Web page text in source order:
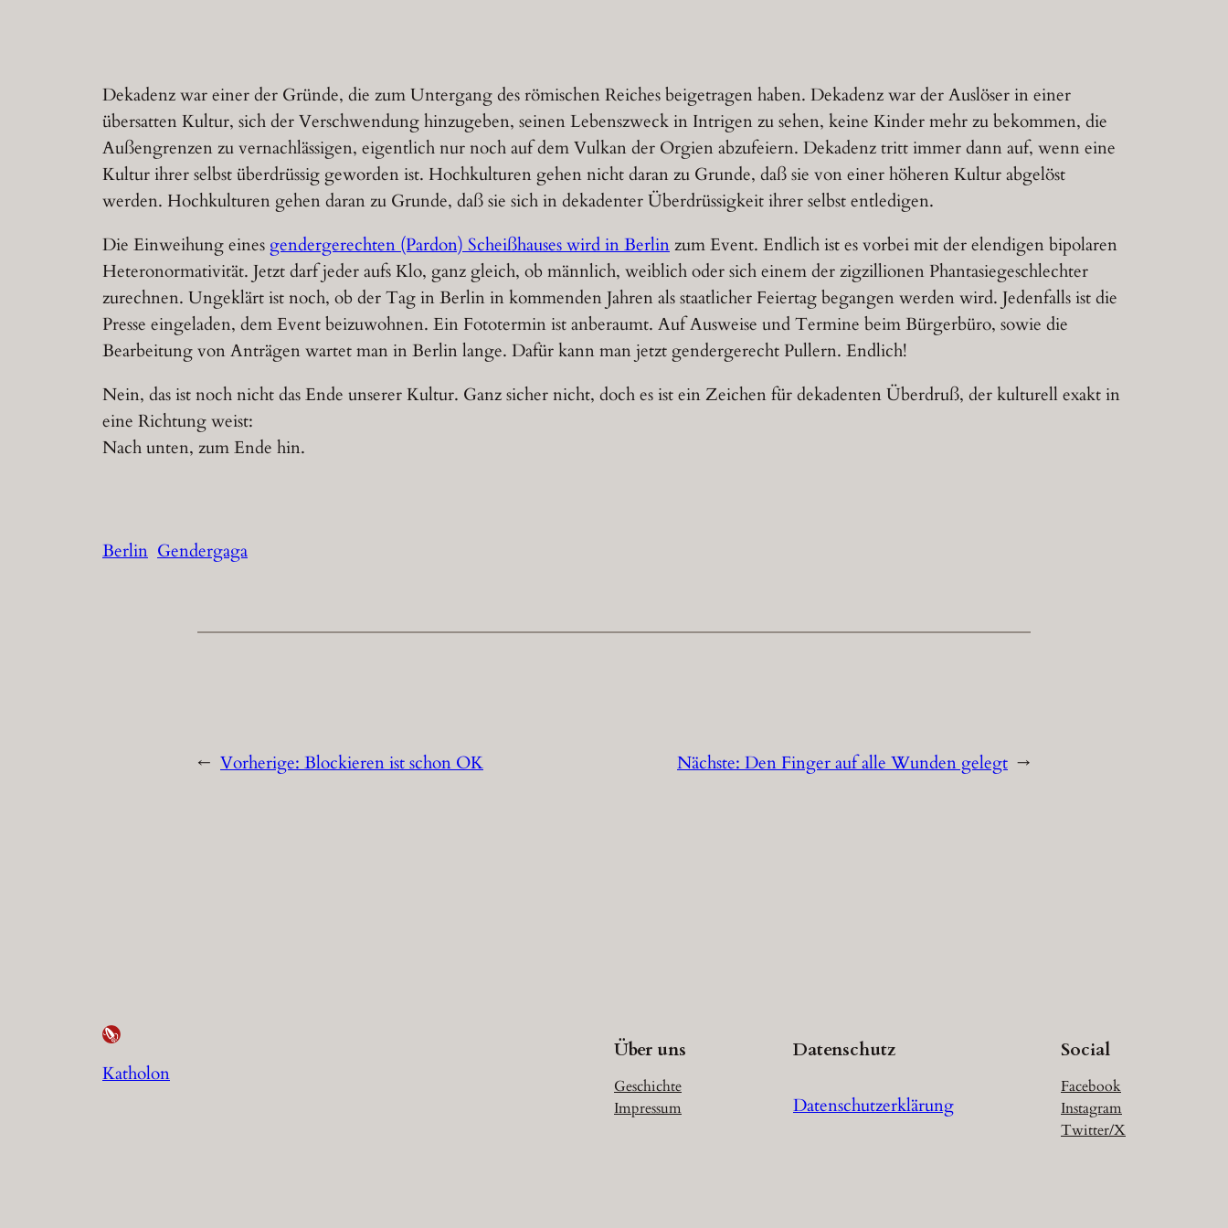
Dekadenz war einer der Gründe, die zum Untergang des römischen Reiches beigetragen haben. Dekadenz war der Auslöser in einer
übersatten Kultur, sich der Verschwendung hinzugeben, seinen Lebenszweck in Intrigen zu sehen, keine Kinder mehr zu bekommen, die
Außengrenzen zu vernachlässigen, eigentlich nur noch auf dem Vulkan der Orgien abzufeiern. Dekadenz tritt immer dann auf, wenn eine
Kultur ihrer selbst überdrüssig geworden ist. Hochkulturen gehen nicht daran zu Grunde, daß sie von einer höheren Kultur abgelöst
werden. Hochkulturen gehen daran zu Grunde, daß sie sich in dekadenter Überdrüssigkeit ihrer selbst entledigen.
Die Einweihung eines gendergerechten (Pardon) Scheißhauses wird in Berlinzum Event. Endlich ist es vorbei mit der elendigen bipolaren
Heteronormativität. Jetzt darf jeder aufs Klo, ganz gleich, ob männlich, weiblich oder sich einem der zigzillionen Phantasiegeschlechter
zurechnen. Ungeklärt ist noch, ob der Tag in Berlin in kommenden Jahren als staatlicher Feiertag begangen werden wird. Jedenfalls ist die
Presse eingeladen, dem Event beizuwohnen. Ein Fototermin ist anberaumt. Auf Ausweise und Termine beim Bürgerbüro, sowie die
Bearbeitung von Anträgen wartet man in Berlin lange. Dafür kann man jetzt gendergerecht Pullern. Endlich!
Nein, das ist noch nicht das Ende unserer Kultur. Ganz sicher nicht, doch es ist ein Zeichen für dekadenten Überdruß, der kulturell exakt in
eine Richtung weist:
Nach unten, zum Ende hin.
Berlin Gendergaga
← Vorherige: Blockieren ist schon OK Nächste: Den Finger auf alle Wunden gelegt →
Katholon
Über uns
Geschichte
Impressum
Datenschutz
Datenschutzerklärung
Social
Facebook
Instagram
Twitter/X